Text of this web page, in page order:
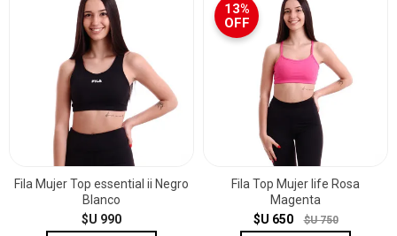
Fila Mujer Top essential ii Negro
Blanco
$U 990
13%
OFF
Fila Top Mujer life Rosa
Magenta
$U 650
$U 750